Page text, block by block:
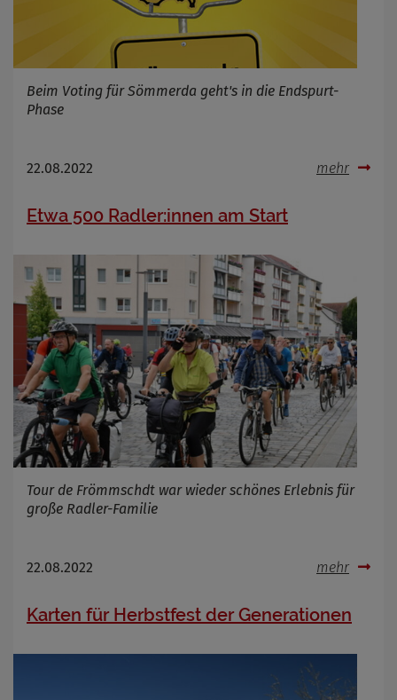
Beim Voting für Sömmerda geht's in die Endspurt-
Phase
22.08.2022 mehr
Etwa 500 Radler:innen am Start
Tour de Frömmschdt war wieder schönes Erlebnis für
große Radler-Familie
22.08.2022 mehr
Karten für Herbstfest der Generationen